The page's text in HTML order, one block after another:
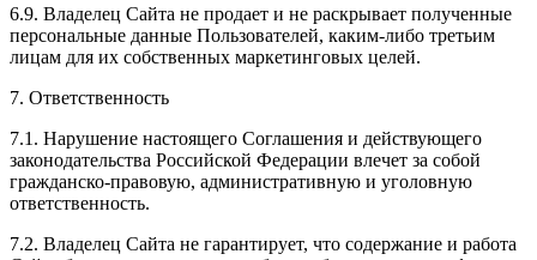
6.9. Владелец Сайта не продает и не раскрывает полученные
персональные данные Пользователей, каким-либо третьим
лицам для их собственных маркетинговых целей.
7. Ответственность
7.1. Нарушение настоящего Соглашения и действующего
законодательства Российской Федерации влечет за собой
гражданско-правовую, административную и уголовную
ответственность.
7.2. Владелец Сайта не гарантирует, что содержание и работа